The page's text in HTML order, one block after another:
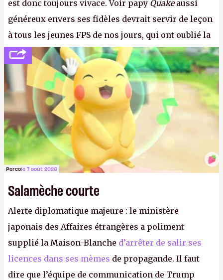
est donc toujours vivace. Voir papy Quakeaussi
généreux envers ses fidèles devrait servir de leçon
à tous les jeunes FPS de nos jours, qui ont oublié la
politesse et le respect envers leurs joueurs et les
anciens. Il leur faudrait une bonne guerre des
consoles à ces petits cons !
Percole 7 août 2026
Salamèche courte
Alerte diplomatique majeure : le ministère
japonais des Affaires étrangères a poliment
supplié la Maison-Blanche d’arrêter de salir ses
licences dans ses mèmes de propagande. Il faut
dire que l’équipe de communication de Trump